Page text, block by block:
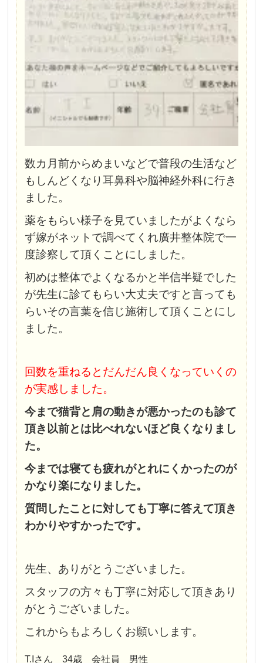
数カ月前からめまいなどで普段の生活など
もしんどくなり耳鼻科や脳神経外科に行き
ました。
薬をもらい様子を見ていましたがよくなら
ず嫁がネットで調べてくれ廣井整体院で一
度診察して頂くことにしました。
初めは整体でよくなるかと半信半疑でした
が先生に診てもらい大丈夫ですと言っても
らいその言葉を信じ施術して頂くことにし
ました。
回数を重ねるとだんだん良くなっていくの
が実感しました。
今まで猫背と肩の動きが悪かったのも診て
頂き以前とは比べれないほど良くなりまし
た。
今までは寝ても疲れがとれにくかったのが
かなり楽になりました。
質問したことに対しても丁寧に答えて頂き
わかりやすかったです。
先生、ありがとうございました。
スタッフの方々も丁寧に対応して頂きあり
がとうございました。
これからもよろしくお願いします。
T.Iさん 34歳 会社員 男性